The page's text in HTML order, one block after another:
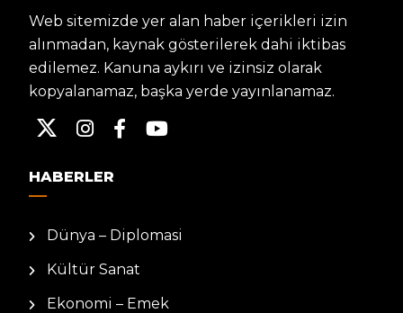
Web sitemizde yer alan haber içerikleri izin
alınmadan, kaynak gösterilerek dahi iktibas
edilemez. Kanuna aykırı ve izinsiz olarak
kopyalanamaz, başka yerde yayınlanamaz.
HABERLER
Dünya – Diplomasi
Kültür Sanat
Ekonomi – Emek